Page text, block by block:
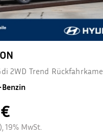
2WD Trend
•Benzin
19% MwSt.